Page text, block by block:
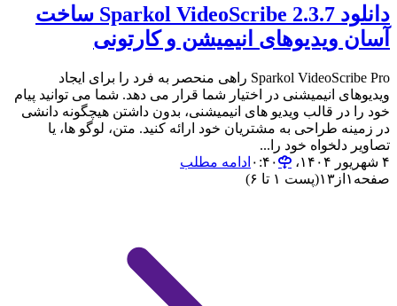
دانلود Sparkol VideoScribe 2.3.7 ساخت
آسان ویدیوهای انیمیشن و کارتونی
Sparkol VideoScribe Pro راهی منحصر به فرد را برای ایجاد
ویدیوهای انیمیشنی در اختیار شما قرار می دهد. شما می توانید پیام
خود را در قالب ویدیو های انیمیشنی، بدون داشتن هیچگونه دانشی
در زمینه طراحی به مشتریان خود ارائه کنید. متن، لوگو ها، یا
تصاویر دلخواه خود را...
۴ شهریور ۱۴۰۴،‏ ۰:۴۰
ادامه مطلب
صفحه ۱ از ۱۳(پست ۱ تا ۶)